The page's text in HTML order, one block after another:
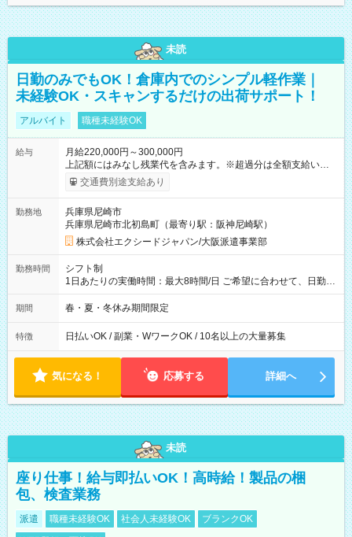
未読
日勤のみでもOK！倉庫内でのシンプル軽作業｜
未経験OK・スキャンするだけの出荷サポート！
アルバイト 職種未経験OK
給与
月給220,000円～300,000円
上記額にはみなし残業代を含みます。※超過分は全額支給いたし
ます。 みなし残業代 15,875円 以上／月 みなし残業時間 10時間
／月 【 各種手当 】 ■交通費支給（全額支給） 【 試用期間 】
【試用期間】試用期間あり 試用期間の長さ：2ヶ月 雇用形態、
給与は本採用時と同じです。 ※スムーズな選考のため、お電話
番号のご入力は必須となっております。未記入の場合は応募が
無効となる可能性がございます。
交通費別途支給あり
勤務地
兵庫県尼崎市
兵庫県尼崎市北初島町（最寄り駅：阪神尼崎駅）
株式会社エクシードジャパン/大阪派遣事業部
勤務時間
シフト制
1日あたりの実働時間：最大8時間/日 ご希望に合わせて、日勤・
夜勤のいずれかを選べます！ 日勤：10:00～19:00（実働8時
間・休憩1時間） 夜勤：21:00～6:00 または 22:00～7:00（実働
期間 春・夏・冬休み期間限定
特徴 日払いOK / 副業・WワークOK / 10名以上の大量募集
気になる！ 応募する 詳細へ
未読
座り仕事！給与即払いOK！高時給！製品の梱
包、検査業務
派遣 職種未経験OK 社会人未経験OK
ブランクOK